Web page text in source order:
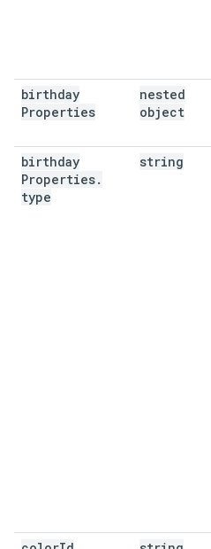
birthday
Properties
nested
object
birthday
Properties.
type
string